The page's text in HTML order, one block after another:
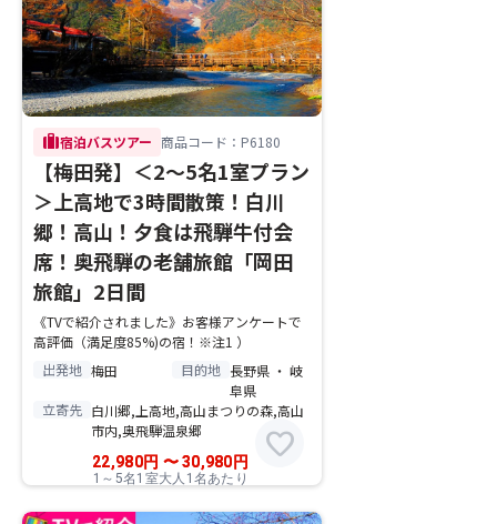
trip宿泊バスツアー 商品コード：P6180
【梅田発】＜2～5名1室プラン
＞上高地で3時間散策！白川
郷！高山！夕食は飛騨牛付会
席！奥飛騨の老舗旅館「岡田
旅館」2日間
《TVで紹介されました》お客様アンケートで
高評価（満足度85%)の宿！※注1 ）
出発地 梅田 目的地 長野県 ・ 岐
阜県
立寄先 白川郷,上高地,高山まつりの森,高山
市内,奥飛騨温泉郷
22,980円 〜30,980 円
1～5名1室大人1名あたり
favorite